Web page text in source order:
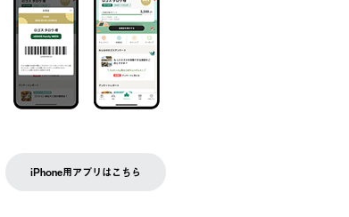
iPhone用アプリはこちら